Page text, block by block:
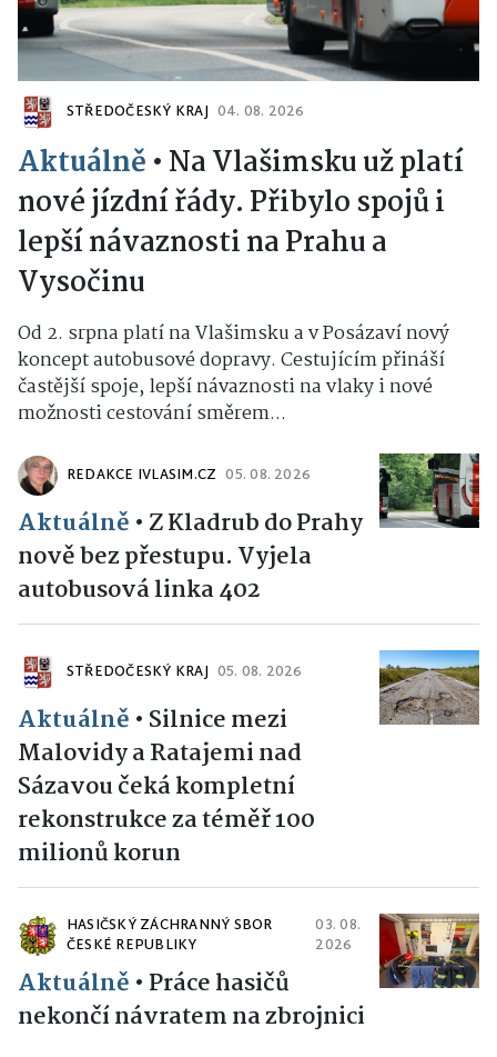
STŘEDOČESKÝ KRAJ 04. 08. 2026
Aktuálně • Na Vlašimsku už platí
nové jízdní řády. Přibylo spojů i
lepší návaznosti na Prahu a
Vysočinu
Od 2. srpna platí na Vlašimsku a v Posázaví nový
koncept autobusové dopravy. Cestujícím přináší
častější spoje, lepší návaznosti na vlaky i nové
možnosti cestování směrem...
REDAKCE IVLASIM.CZ 05. 08. 2026
Aktuálně • Z Kladrub do Prahy
nově bez přestupu. Vyjela
autobusová linka 402
STŘEDOČESKÝ KRAJ 05. 08. 2026
Aktuálně • Silnice mezi
Malovidy a Ratajemi nad
Sázavou čeká kompletní
rekonstrukce za téměř 100
milionů korun
HASIČSKÝ ZÁCHRANNÝ SBOR
ČESKÉ REPUBLIKY
03. 08.
2026
Aktuálně • Práce hasičů
nekončí návratem na zbrojnici